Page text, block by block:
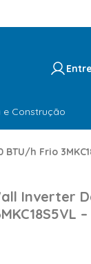
e Construção
h Frio
Inverter